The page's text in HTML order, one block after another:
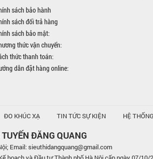
sách bảo hành
sách đổi trả hàng
sách bảo mật:
thức vận chuyển:
thức thanh toán:
dẫn đặt hàng online:
ĐO KHÚC XẠ TIN TỨC SỰ KIỆN HỆ
ĐĂNG QUANG
Email: sieuthidangquang@gmail.com